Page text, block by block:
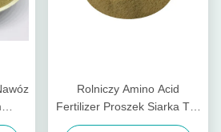
Rolniczy Amino Acid
Fertilizer Proszek Siarka Typ
Sadzenie Tytoniu